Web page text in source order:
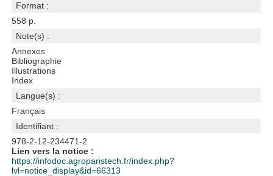
Format :
558 p.
Note(s) :
Annexes
Bibliographie
Illustrations
Index
Langue(s) :
Français
Identifiant :
978-2-12-234471-2
Lien vers la notice :
https://infodoc.agroparistech.fr/index.php?
lvl=notice_display&id=66313